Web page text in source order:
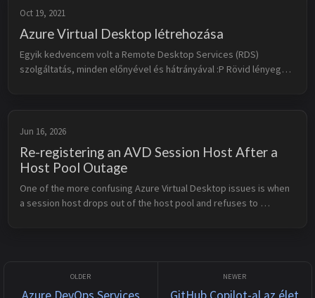
Oct 19, 2021
Azure Virtual Desktop létrehozása
Egyik kedvencem volt a Remote Desktop Services (RDS)
szolgáltatás, minden előnyével és hátrányával :P Rövid lényege,
Jun 16, 2026
Re-registering an AVD Session Host After a
Host Pool Outage
One of the more confusing Azure Virtual Desktop issues is when
a session host drops out of the host pool and refuses to